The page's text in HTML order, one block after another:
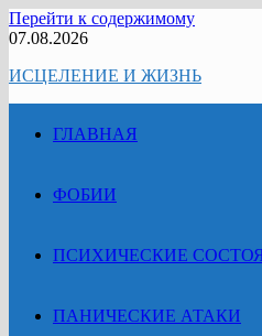
Перейти к содержимому
07.08.2026
ИСЦЕЛЕНИЕ И ЖИЗНЬ
ГЛАВНАЯ
ФОБИИ
ПСИХИЧЕСКИЕ
ПАНИЧЕСКИЕ АТАКИ